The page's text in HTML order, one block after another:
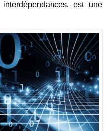
est une